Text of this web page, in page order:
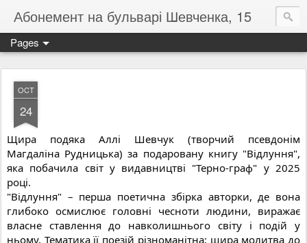
Абонемент на бульварі Шевченка, 15
Pages
OCT
24
Щира подяка Аллі Шевчук (творчий псевдонім
Магдаліна Рудницька) за подаровану книгу "Відлуння",
яка побачила світ у видавництві "Терно-граф" у 2025
році.
"Відлуння" – перша поетична збірка авторки, де вона
глибоко осмислює головні чесноти людини, виражає
власне ставлення до навколишнього світу і подій у
ньому. Тематика її поезій різноманітна: щира молитва до